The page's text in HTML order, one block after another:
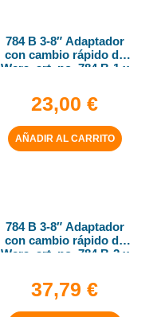
784 B 3-8″ Adaptador
con cambio rápido de
Wera, art. no. 784 B-1 x
23,00 €
AÑADIR AL CARRITO
784 B 3-8″ Adaptador
con cambio rápido de
Wera, art. no. 784 B-2 x
37,79 €